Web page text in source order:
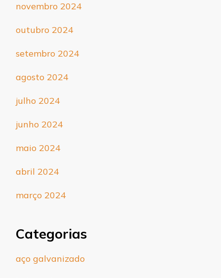
novembro 2024
outubro 2024
setembro 2024
agosto 2024
julho 2024
junho 2024
maio 2024
abril 2024
março 2024
Categorias
aço galvanizado